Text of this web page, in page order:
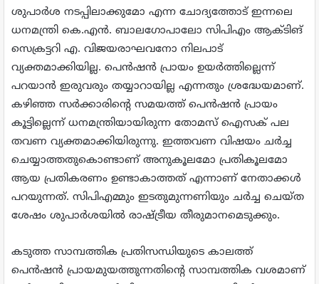
ശുപാര്‍ശ നടപ്പിലാക്കുമോ എന്ന ചോദ്യത്തോട് ഇന്നലെ
ധനമന്ത്രി കെ.എന്‍. ബാലഗോപാലോ സിപിഎം ആക്ടിങ്
സെക്രട്ടറി എ. വിജയരാഘവനോ നിലപാട്
വ്യക്തമാക്കിയില്ല. പെന്‍ഷന്‍ പ്രായം ഉയര്‍ത്തില്ലെന്ന്
പറയാന്‍ ഇരുവരും തയ്യാറായില്ല എന്നതും ശ്രദ്ധേയമാണ്.
കഴിഞ്ഞ സര്‍ക്കാരിന്റെ സമയത്ത് പെന്‍ഷന്‍ പ്രായം
കൂട്ടില്ലെന്ന് ധനമന്ത്രിയായിരുന്ന തോമസ് ഐസക് പല
തവണ വ്യക്തമാക്കിയിരുന്നു. ഇത്തവണ വിഷയം ചര്‍ച്ച
ചെയ്യാത്തതുകൊണ്ടാണ് അനുകൂലമോ പ്രതികൂലമോ
ആയ പ്രതികരണം ഉണ്ടാകാത്തത് എന്നാണ് നേതാക്കള്‍
പറയുന്നത്. സിപിഎമ്മും ഇടതുമുന്നണിയും ചര്‍ച്ച ചെയ്ത
ശേഷം ശുപാര്‍ശയില്‍ രാഷ്ട്രീയ തീരുമാനമെടുക്കും.
കടുത്ത സാമ്പത്തിക പ്രതിസന്ധിയുടെ കാലത്ത്
പെന്‍ഷന്‍ പ്രായമുയത്തുന്നതിന്റെ സാമ്പത്തിക വശമാണ്